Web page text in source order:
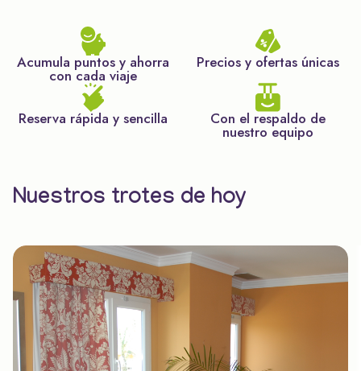
Acumula puntos y ahorra
con cada viaje
Precios y ofertas únicas
Reserva rápida y sencilla Con el respaldo de
nuestro equipo
Nuestros trotes de hoy